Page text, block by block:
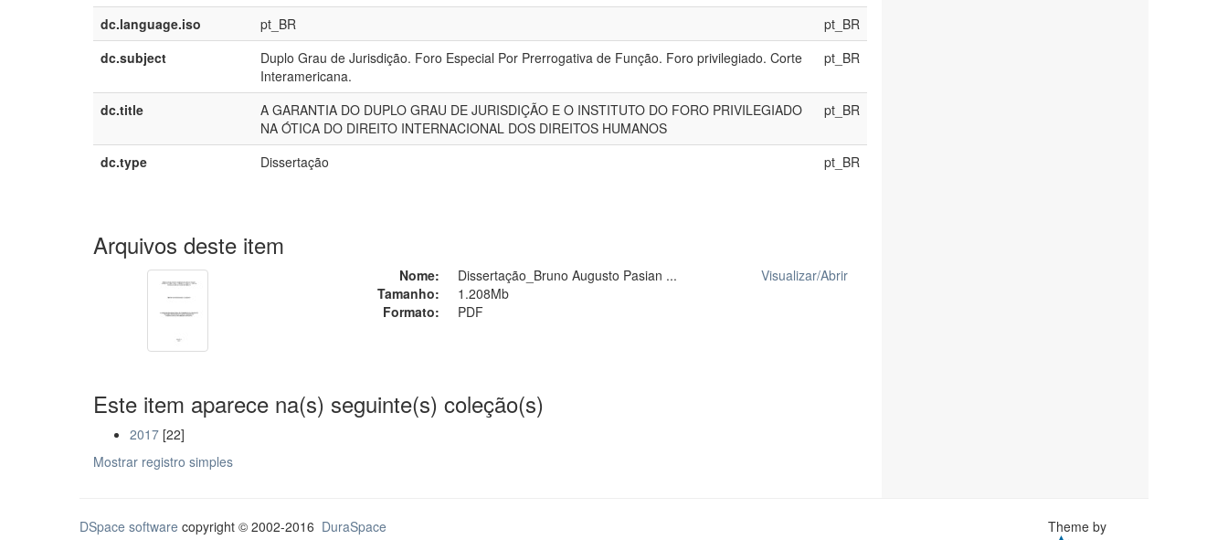
dc.language.iso pt_BR
pt_BR
dc.subject
Duplo Grau de Jurisdição. Foro Especial Por Prerrogativa de Função. Foro privilegiado. Corte
Interamericana.
pt_BR
dc.title
A GARANTIA DO DUPLO GRAU DE JURISDIÇÃO E O INSTITUTO DO FORO PRIVILEGIADO
NA ÓTICA DO DIREITO INTERNACIONAL DOS DIREITOS HUMANOS
pt_BR
dc.type Dissertação pt_BR
Arquivos deste item
Nome:
Dissertação_Bruno Augusto Pasian ...
Tamanho:
1.208Mb
Formato:
PDF
Visualizar/Abrir
Este item aparece na(s) seguinte(s) coleção(s)
2017 [22]
Mostrar registro simples
DSpace software copyright © 2002-2016 DuraSpace
Theme by